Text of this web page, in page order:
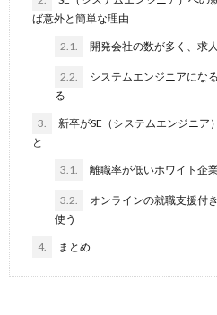
ば意外と簡単な理由
2.1. 開発会社の数が多く、求
2.2.
システムエンジニアにな
る
3.
新卒がSE（システムエンジニア
と
3.1. 離職率が低いホワイト企
3.2.
オンラインの就職支援付
使う
4. まとめ